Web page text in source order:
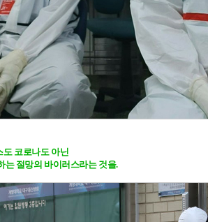
도 코로나도 아닌
는 절망의 바이러스라는 것을.